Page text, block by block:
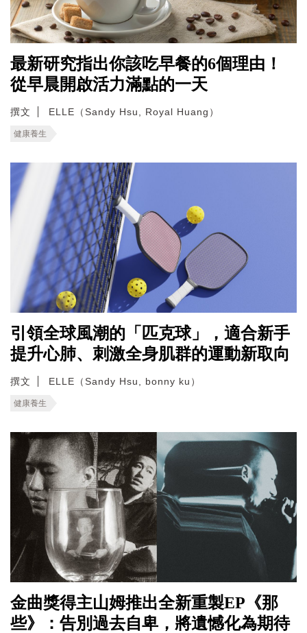
最新研究指出你該吃早餐的6個理由！
從早晨開啟活力滿點的一天
撰文 ELLE（Sandy Hsu, Royal Huang）
健康養生
引領全球風潮的「匹克球」，適合新手
提升心肺、刺激全身肌群的運動新取向
撰文 ELLE（Sandy Hsu, bonny ku）
健康養生
金曲獎得主山姆推出全新重製EP《那
些》：告別過去自卑，將遺憾化為期待